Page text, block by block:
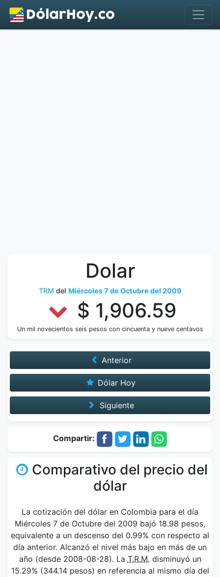
Dolar
TRM del Miércoles 7 de Octubre del 2009
$ 1,906.59
Un mil novecientos seis pesos con cincuenta y nueve centavos
Anterior
Dólar Hoy
Siguiente
Compartir:
Comparativo del precio del
dólar
La cotización del dólar en Colombia para el día
Miércoles 7 de Octubre del 2009 bajó 18.98 pesos,
equivalente a un descenso del 0.99% con respecto al
día anterior. Alcanzó el nivel más bajo en más de un
año (desde 2008-08-28). La T.R.M. disminuyó un
15.29% (344.14 pesos) en referencia al mismo día del